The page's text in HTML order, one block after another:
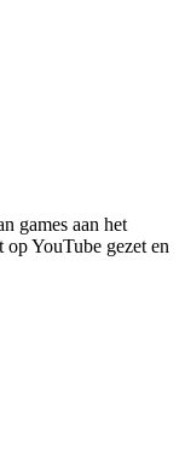
games aan het
YouTube gezet en